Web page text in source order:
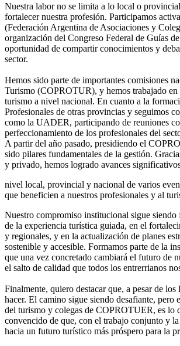
Nuestra labor no se limita a lo local o
fortalecer nuestra profesión. Participamos
(Federación Argentina de Asociaciones y
organización del Congreso Federal de Guías
oportunidad de compartir conocimientos y
sector.
Hemos sido parte de importantes comisiones
Turismo (COPROTUR), y hemos trabajado
turismo a nivel nacional. En cuanto a la
Profesionales de otras provincias y seguimos
como la UADER, participando de reuniones
perfeccionamiento de los profesionales del
A partir del año pasado, presidiendo el
sido pilares fundamentales de la gestión.
y privado, hemos logrado avances
nivel local, provincial y nacional de varios
que beneficien a nuestros profesionales y al
Nuestro compromiso institucional sigue
de la experiencia turística guiada, en el
y regionales, y en la actualización de planes
sostenible y accesible. Formamos parte de la
que una vez concretado cambiará el futuro de
el salto de calidad que todos los entrerrianos
Finalmente, quiero destacar que, a pesar de
hacer. El camino sigue siendo desafiante, pero
del turismo y colegas de COPROTUER, es lo
convencido de que, con el trabajo conjunto y
hacia un futuro turístico más próspero para la